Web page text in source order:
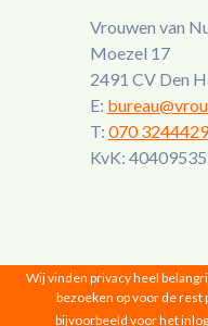
Vrouwen van
Moezel 17
2491 CV Den
E:
T: 070 3244429
KvK: 40409535
Vrouwen van
Wij vinden privacy heel
bezoeken op voor de
bijvoorbeeld voor het